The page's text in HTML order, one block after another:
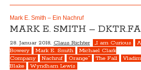
Mark E. Smith – Ein Nachruf
MARK E. SMITH –
28. Januar 2018, Claus Richter „I am Curious
Bowery
Mark E. Smith
Michael Clark
Company
Nachruf Orange“ The Fall
Blake
Wyndham Lewis